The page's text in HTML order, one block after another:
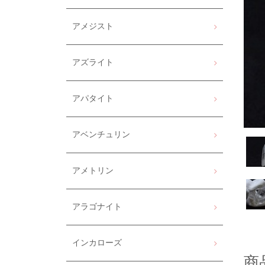
アメジスト
アズライト
アパタイト
アベンチュリン
アメトリン
アラゴナイト
インカローズ